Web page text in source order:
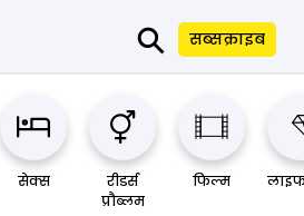
⚲ सब्सक्राइब
सेक्स
रीडर्स
प्रौब्लम
फिल्म